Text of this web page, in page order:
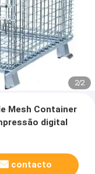
2/2
Mesh Container
digital
contacto